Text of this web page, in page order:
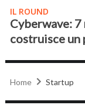
IL ROUND
Cyberwave:
costruisce un
Home Startup